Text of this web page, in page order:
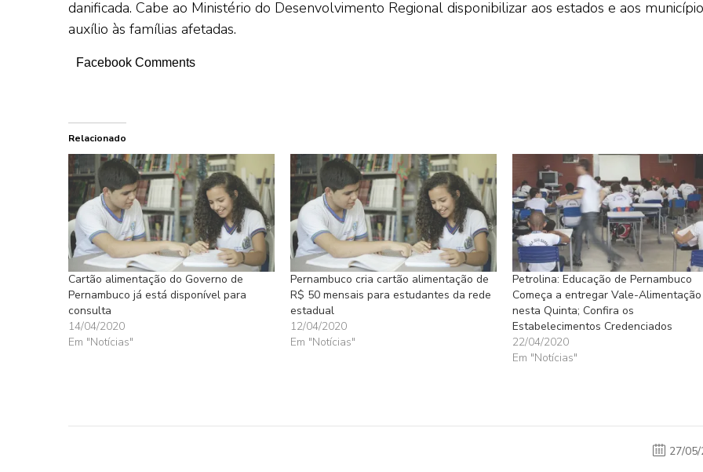
danificada. Cabe ao Ministério do Desenvolvimento Regional disponibilizar aos estados e aos
auxílio às famílias afetadas.
Facebook Comments
Relacionado
Cartão alimentação do Governo de
Pernambuco já está disponível para
consulta
14/04/2020
Em "Notícias"
Pernambuco cria cartão alimentação de
R$ 50 mensais para estudantes da rede
estadual
12/04/2020
Em "Notícias"
Petrolina: Educação de Pernambuco
Começa a entregar Vale-Alimentação
nesta Quinta; Confira os
Estabelecimentos Credenciados
22/04/2020
Em "Notícias"
27/